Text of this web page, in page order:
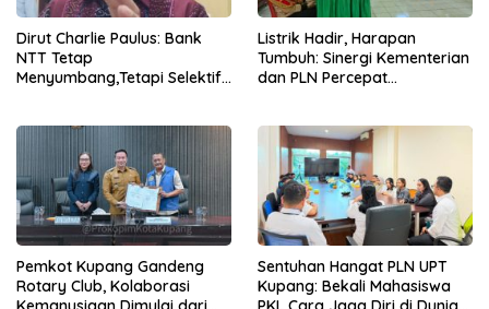
Dirut Charlie Paulus: Bank
NTT Tetap
Menyumbang,Tetapi Selektif
Listrik Hadir, Harapan
Tumbuh: Sinergi Kementerian
dan PLN Percepat
Pemkot Kupang Gandeng
Rotary Club, Kolaborasi
Sentuhan Hangat PLN UPT
Kupang: Bekali Mahasiswa